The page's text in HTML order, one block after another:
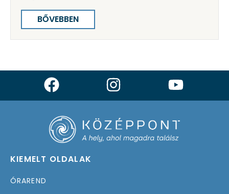
BŐVEBBEN
KIEMELT OLDALAK
ÓRAREND